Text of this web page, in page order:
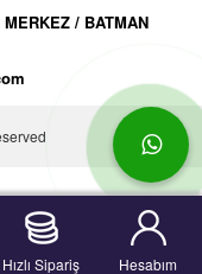
/ BATMAN
Hızlı Sipariş Hesabım